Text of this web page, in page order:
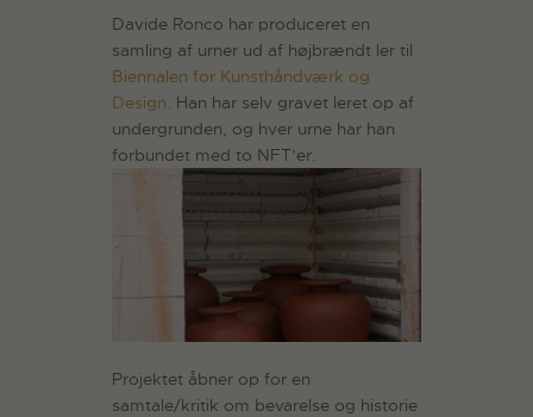
Davide Ronco har produceret en
samling af urner ud af højbrændt ler til
Biennalen for Kunsthåndværk og
Design. Han har selv gravet leret op af
undergrunden, og hver urne har han
forbundet med to NFT’er.
Projektet åbner op for en
samtale/kritik om bevarelse og historie